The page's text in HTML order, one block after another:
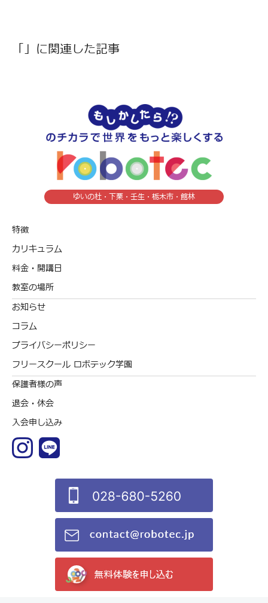
「」に関連した記事
ゆいの杜・下栗・壬生・栃木市・館林
特徴
カリキュラム
料金・開講日
教室の場所
お知らせ
コラム
プライバシーポリシー
フリースクール ロボテック学園
保護者様の声
退会・休会
入会申し込み